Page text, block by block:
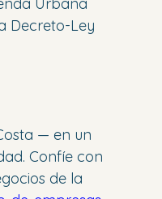
Decreto-Ley
— en un
Confíe con
de la